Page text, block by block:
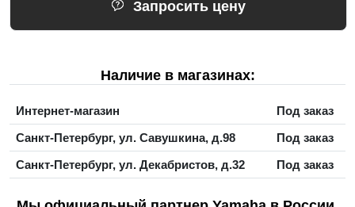
Запросить цену
Наличие в магазинах:
Интернет-магазин
Под заказ
Санкт-Петербург, ул. Савушкина, д.98
Под заказ
Санкт-Петербург, ул. Декабристов, д.32
Под заказ